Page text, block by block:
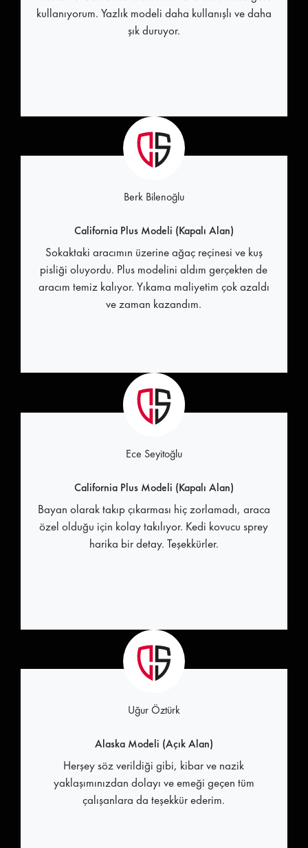
kullanıyorum. Yazlık modeli daha kullanışlı ve daha
şık duruyor.
Berk Bilenoğlu
California Plus Modeli (Kapalı Alan)
Sokaktaki aracımın üzerine ağaç reçinesi ve kuş
pisliği oluyordu. Plus modelini aldım gerçekten de
aracım temiz kalıyor. Yıkama maliyetim çok azaldı
ve zaman kazandım.
Ece Seyitoğlu
California Plus Modeli (Kapalı Alan)
Bayan olarak takıp çıkarması hiç zorlamadı, araca
özel olduğu için kolay takılıyor. Kedi kovucu sprey
harika bir detay. Teşekkürler.
Uğur Öztürk
Alaska Modeli (Açık Alan)
Herşey söz verildiği gibi, kibar ve nazik
yaklaşımınızdan dolayı ve emeği geçen tüm
çalışanlara da teşekkür ederim.